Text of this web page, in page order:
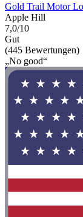
Gold Trail Motor
Apple Hill
7,0/10
Gut
(445 Bewertungen)
„No good“